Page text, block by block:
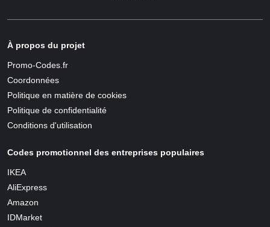
À propos du projet
Promo-Codes.fr
Coordonnées
Politique en matière de cookies
Politique de confidentialité
Conditions d'utilisation
Codes promotionnel des entreprises populaires
IKEA
AliExpress
Amazon
IDMarket